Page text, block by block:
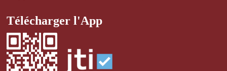
Télécharger l'App